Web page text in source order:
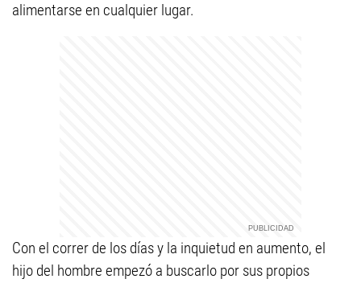
alimentarse en cualquier lugar.
Con el correr de los días y la inquietud en aumento, el
hijo del hombre empezó a buscarlo por sus propios